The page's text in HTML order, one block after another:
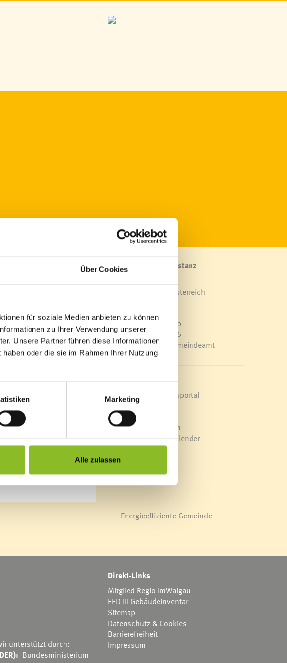
Über Cookies
für soziale Medien anbieten zu können
zu Ihrer Verwendung unserer
Unsere Partner führen diese Informationen
oder die sie im Rahmen Ihrer Nutzung
Marketing
Alle zulassen
Straßen"
teilgenommen. Neben
für
unseren Schulen“,
geschmückt. Bei
Frastanz
und 200
Marktgemeinde Frastanz
A-6820 Frastanz, Österreich
T0043 5522 51534-0
F 0043 5522 51534-6
E-Mail an das Gemeindeamt
Schnellzugriff
Veröffentlichungsportal
Blackout
Ortsplan
Bürgermeldungen
Veranstaltungskalender
Mediathek
Energieeffiziente Gemeinde
unterstützt durch:
Bundesministerium
Direkt-Links
Mitglied Regio ImWalgau
EED III Gebäudeinventar
Sitemap
Datenschutz & Cookies
Barrierefreiheit
Impressum